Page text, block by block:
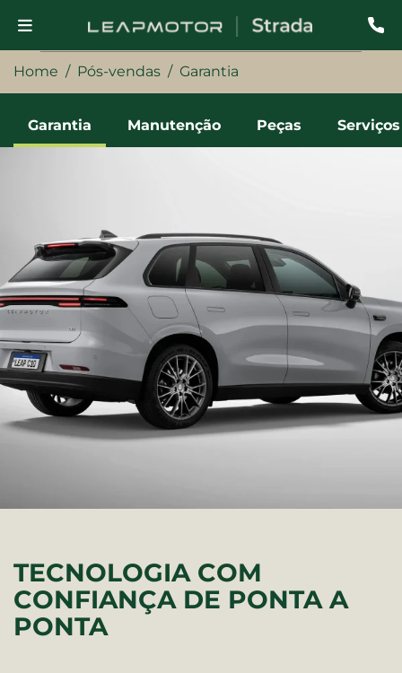
Home Pós-vendas Garantia
Manutenção Peças Serviços
Garantia
TECNOLOGIA COM
CONFIANÇA DE PONTA A
PONTA